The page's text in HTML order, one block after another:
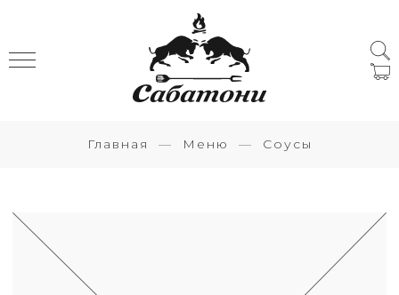
Главная Меню Соусы